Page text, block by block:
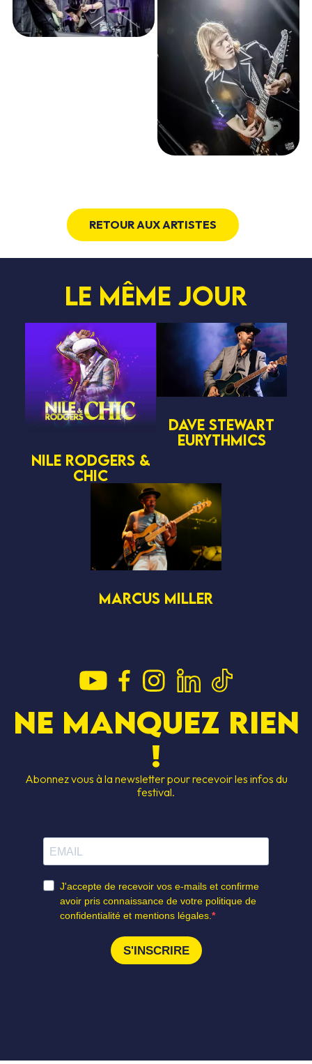
JAMS
DEVENIR
SOUTIENS
RETOUR AUX ARTISTES
Le même jour
NILE RODGERS &
CHIC
DAVE STEWART
EURYTHMICS
MARCUS MILLER
Ne manquez rien
!
Abonnez vous à la newsletter pour recevoir les infos du
festival.